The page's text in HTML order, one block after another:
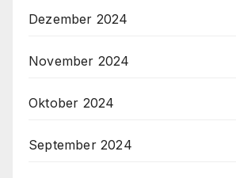
Dezember 2024
November 2024
Oktober 2024
September 2024